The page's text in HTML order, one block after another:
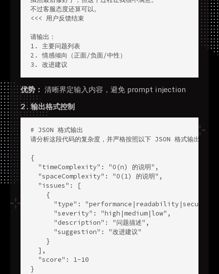
不过客服态度还算可以。
<<< 用户反馈结束
请输出：
1. 主要问题列表
2. 情感倾向（正面/负面/中性）
3. 改进建议
优势： 清晰界定输入内容，避免 prompt injection
2. 输出格式控制
# JSON 格式输出
请分析这段代码的复杂度，并严格按照以下 JSON 格式输出：
{
  "timeComplexity": "O(n) 的说明",
  "spaceComplexity": "O(1) 的说明",
  "issues": [
    {
"type":
      "severity": "high|medium|low",
      "description": "问题描述",
      "suggestion": "改进建议"
    }
  ],
  "score": 1-10
}